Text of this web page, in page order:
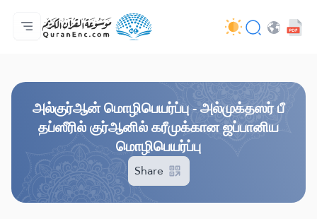
முகப்பு
மொழிபெயர்ப்பு அட்டவணை
Audio
வடிவமைப்போரின் பணிகள் - API
வேலைத் திட்டம் தொடர்பாக
எம்மோடு தொடர்புகொள்ள
மொழி
அல்குர்ஆன் மொழிபெயர்ப்பு - அல்முக்தஸர் பீ
தப்ஸீரில் குர்ஆனில் கரீமுக்கான ஜப்பானிய
மொழிபெயர்ப்பு
Share